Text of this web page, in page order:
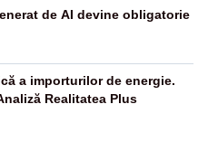
de AI devine obligatorie
a importurilor de energie.
Realitatea Plus